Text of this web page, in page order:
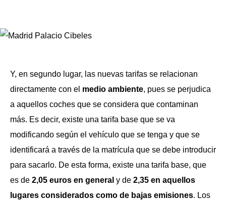
Y, en segundo lugar, las nuevas tarifas se relacionan
directamente con el medio ambiente, pues se perjudica
a aquellos coches que se considera que contaminan
más. Es decir, existe una tarifa base que se va
modificando según el vehículo que se tenga y que se
identificará a través de la matrícula que se debe introducir
para sacarlo. De esta forma, existe una tarifa base, que
es de 2,05 euros en general y de 2,35 en aquellos
lugares considerados como de bajas emisiones. Los